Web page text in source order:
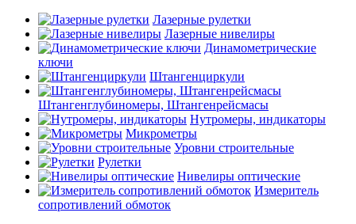
Лазерные рулетки
Лазерные нивелиры
Динамометрические
ключи
Штангенциркули
Штангенглубиномеры, Штангенрейсмасы
Нутромеры, индикаторы
Микрометры
Уровни строительные
Рулетки
Нивелиры оптические
Измеритель
сопротивлений обмоток